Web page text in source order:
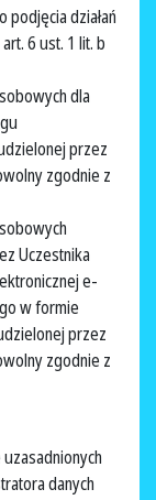
działań
6 ust. 1 lit. b
dla
przez
zgodnie z
Uczestnika
e-
w formie
przez
zgodnie z
danych